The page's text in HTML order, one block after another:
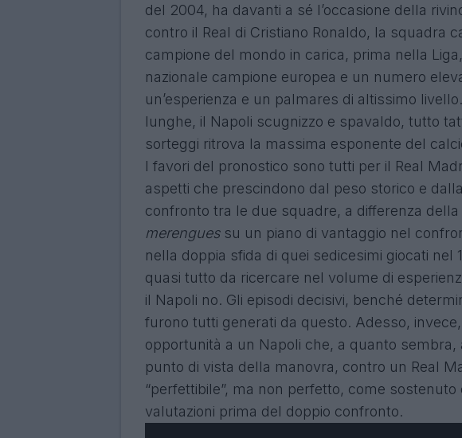
del 2004, ha davanti a sé l’occasione della
contro il Real di Cristiano Ronaldo, la squadra
campione del mondo in carica, prima nella
nazionale campione europea e un numero
un’esperienza e un palmares di altissimo
lunghe, il Napoli scugnizzo e spavaldo, tutto
sorteggi ritrova la massima esponente del
I favori del pronostico sono tutti per il Real
aspetti che prescindono dal peso storico e
confronto tra le due squadre, a differenza della
merenguessu un piano di vantaggio nel
nella doppia sfida di quei sedicesimi giocati nel
quasi tutto da ricercare nel volume di
il Napoli no. Gli episodi decisivi, benché
furono tutti generati da questo. Adesso,
opportunità a un Napoli che, a quanto sembra,
punto di vista della manovra, contro un Real
“perfettibile”, ma non perfetto, come sostenuto
valutazioni prima del doppio confronto.